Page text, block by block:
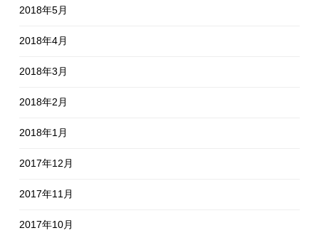
2018年5月
2018年4月
2018年3月
2018年2月
2018年1月
2017年12月
2017年11月
2017年10月